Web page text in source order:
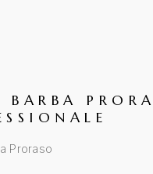
BARBA
Proraso